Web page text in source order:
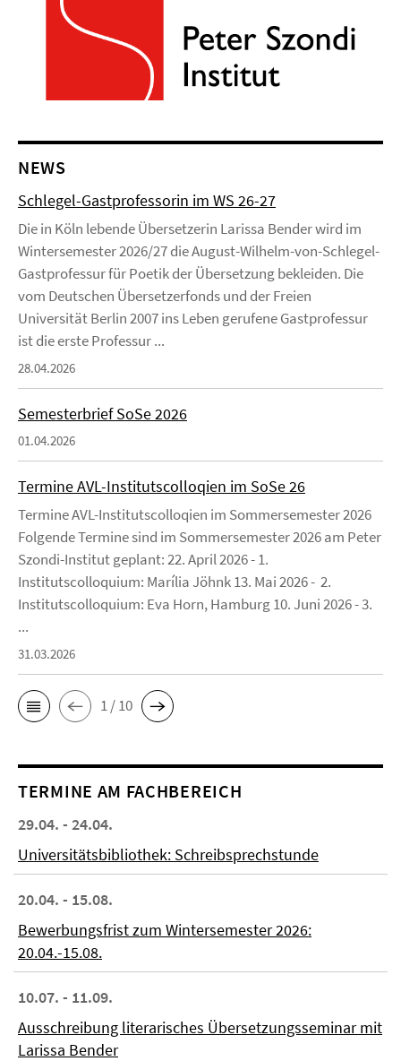
NEWS
Schlegel-Gastprofessorin im WS 26-27
Die in Köln lebende Übersetzerin Larissa Bender wird im
Wintersemester 2026/27 die August-Wilhelm-von-Schlegel-
Gastprofessur für Poetik der Übersetzung bekleiden. Die
vom Deutschen Übersetzerfonds und der Freien
Universität Berlin 2007 ins Leben gerufene Gastprofessur
ist die erste Professur ...
28.04.2026
Semesterbrief SoSe 2026
01.04.2026
Termine AVL-Institutscolloqien im SoSe 26
Termine AVL-Institutscolloqien im Sommersemester 2026
Folgende Termine sind im Sommersemester 2026 am Peter
Szondi-Institut geplant: 22. April 2026 - 1.
Institutscolloquium: Marília Jöhnk 13. Mai 2026 - 2.
Institutscolloquium: Eva Horn, Hamburg 10. Juni 2026 - 3.
...
31.03.2026
1 / 10
TERMINE AM FACHBEREICH
29.04. - 24.04.
Universitätsbibliothek: Schreibsprechstunde
20.04. - 15.08.
Bewerbungsfrist zum Wintersemester 2026:
20.04.-15.08.
10.07. - 11.09.
Ausschreibung literarisches Übersetzungsseminar mit
Larissa Bender